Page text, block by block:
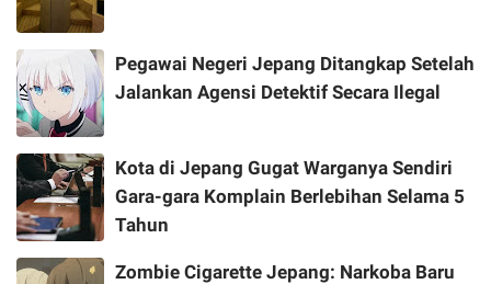
Pegawai Negeri Jepang Ditangkap Setelah
Jalankan Agensi Detektif Secara Ilegal
Kota di Jepang Gugat Warganya Sendiri
Gara-gara Komplain Berlebihan Selama 5
Tahun
Zombie Cigarette Jepang: Narkoba Baru